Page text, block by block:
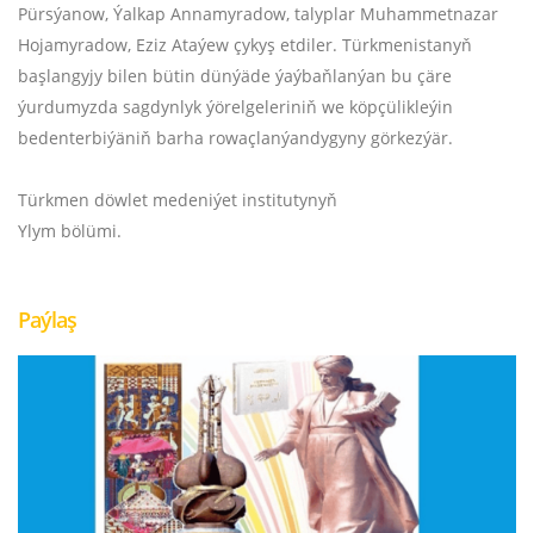
Pürsýanow, Ýalkap Annamyradow, talyplar Muhammetnazar
Hojamyradow, Eziz Ataýew çykyş etdiler. Türkmenistanyň
başlangyjy bilen bütin dünýäde ýaýbaňlanýan bu çäre
ýurdumyzda sagdynlyk ýörelgeleriniň we köpçülikleýin
bedenterbiýäniň barha rowaçlanýandygyny görkezýär.
Türkmen döwlet medeniýet institutynyň
Ylym bölümi.
Paýlaş